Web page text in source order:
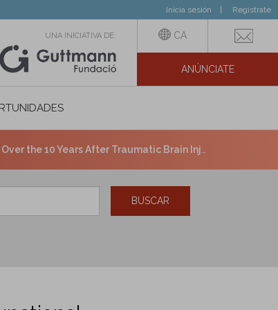
Inicia sesión Regístrate
UNA INICIATIVA DE: CA
ANÚNCIATE
Traumatic Brain Injury: A Model Systems Study.
BUSCAR